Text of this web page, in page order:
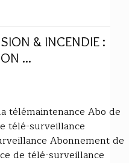
& INCENDIE :
...
télémaintenance Abo de
télé-surveillance
Abonnement de
de télé-surveillance